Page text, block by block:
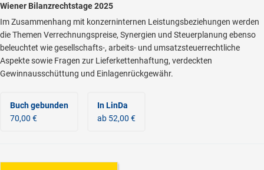
Wiener Bilanzrechtstage 2025
Im Zusammenhang mit konzerninternen Leistungsbeziehungen werden
die Themen Verrechnungspreise, Synergien und Steuerplanung ebenso
beleuchtet wie gesellschafts-, arbeits- und umsatzsteuerrechtliche
Aspekte sowie Fragen zur Lieferkettenhaftung, verdeckten
Gewinnausschüttung und Einlagenrückgewähr.
Buch gebunden
70,00 €
In LinDa
ab 52,00 €